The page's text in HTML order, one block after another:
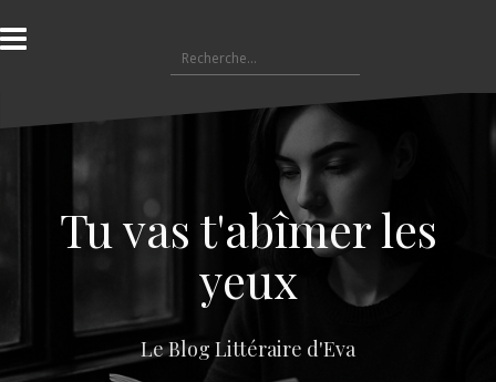
l
a
e
e
Tu vas t'abîmer les
yeux
Le Blog Littéraire d'Eva